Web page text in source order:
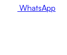
WhatsApp